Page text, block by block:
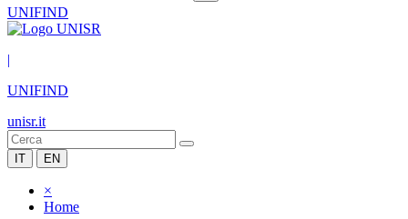
UNIFIND
|
UNIFIND
unisr.it
IT EN
×
Home